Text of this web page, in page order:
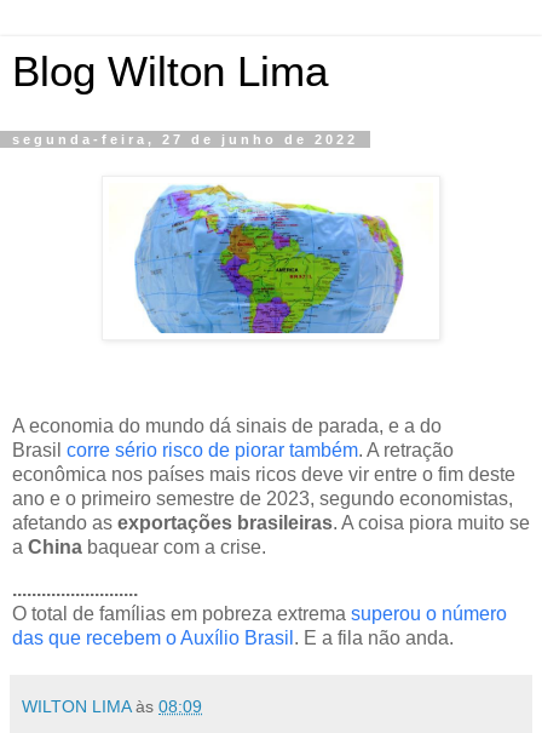
Blog Wilton Lima
segunda-feira, 27 de junho de 2022
A economia do mundo dá sinais de parada, e a do
Brasil corre sério risco de piorar também. A retração
econômica nos países mais ricos deve vir entre o fim deste
ano e o primeiro semestre de 2023, segundo economistas,
afetando as exportações brasileiras. A coisa piora muito se
a China baquear com a crise.
..........................
O total de famílias em pobreza extrema superou o número
das que recebem o Auxílio Brasil . E a fila não anda.
WILTON LIMA às 08:09